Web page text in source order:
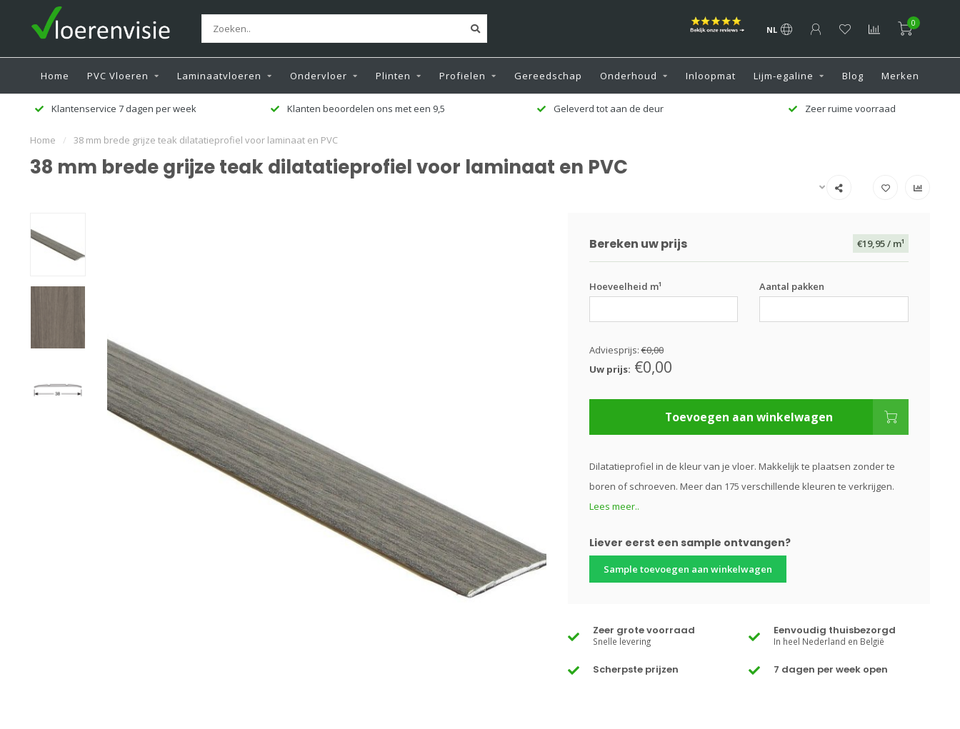
NL
0
Home PVC Vloeren Laminaatvloeren Ondervloer Plinten Profielen Gereedschap Onderhoud Inloopmat Lijm-egaline Blog Merken
Klantenservice 7 dagen per week Klanten beoordelen ons met een 9,5 Geleverd tot aan de deur Zeer ruime voorraad
Home / 38 mm brede grijze teak dilatatieprofiel voor laminaat en PVC
38 mm brede grijze teak dilatatieprofiel voor laminaat en PVC
Bereken uw prijs €19,95/ m¹
Hoeveelheid m¹ Aantal pakken
Adviesprijs:€0,00
Uw prijs: €0,00
Toevoegen aan winkelwagen
Dilatatieprofiel in de kleur van je vloer. Makkelijk te plaatsen zonder te
boren of schroeven. Meer dan 175 verschillende kleuren te verkrijgen.
Lees meer..
Liever eerst een sample ontvangen?
Sample toevoegen aan winkelwagen
Zeer grote voorraad
Snelle levering
Eenvoudig thuisbezorgd
In heel Nederland en België
Scherpste prijzen 7 dagen per week open